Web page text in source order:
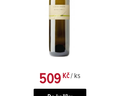
509 Kč / ks